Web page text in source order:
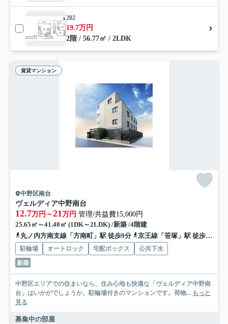
202
19.7万円
2階 / 56.77㎡ / 2LDK
賃貸マンション
中野区南台
ヴェルディア中野南台
12.7万円～21 万円 管理/共益費15,000円
25.65㎡～41.40㎡ (1DK～2LDK) /新築 /4階建
丸ノ内方南支線「方南町」駅 徒歩9分
京王線「笹塚」駅 徒歩14分
駐輪場 オートロック 宅配ボックス
公共下水
新築
中野区エリアでの住まいなら、住み心地も快適な「ヴェルディア中野南
台」はいかがでしょうか。駐輪場付きのマンションです。荷物... もっと
見る
募集中の部屋